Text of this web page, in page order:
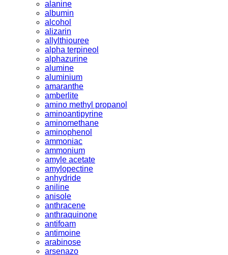
alanine
albumin
alcohol
alizarin
allylthiouree
alpha terpineol
alphazurine
alumine
aluminium
amaranthe
amberlite
amino methyl propanol
aminoantipyrine
aminomethane
aminophenol
ammoniac
ammonium
amyle acetate
amylopectine
anhydride
aniline
anisole
anthracene
anthraquinone
antifoam
antimoine
arabinose
arsenazo